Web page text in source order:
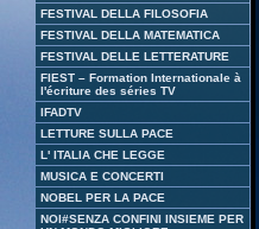
FESTIVAL DELLA FILOSOFIA
FESTIVAL DELLA MATEMATICA
FESTIVAL DELLE LETTERATURE
FIEST – Formation Internationale à
l'écriture des séries TV
IFADTV
LETTURE SULLA PACE
L' ITALIA CHE LEGGE
MUSICA E CONCERTI
NOBEL PER LA PACE
NOI#SENZA CONFINI INSIEME PER